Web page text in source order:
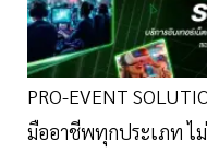
PRO-EVENT
มืออาชีพทุกประเภท ไ